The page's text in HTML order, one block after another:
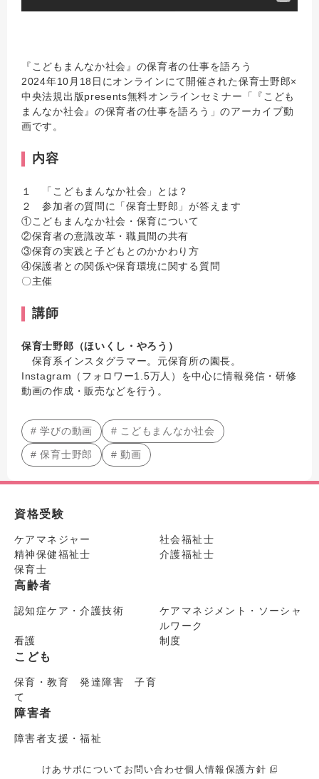
『こどもまんなか社会』の保育者の仕事を語ろう
2024年10月18日にオンラインにて開催された保育士野郎×
中央法規出版presents無料オンラインセミナー「『こども
まんなか社会』の保育者の仕事を語ろう」のアーカイブ動
画です。
内容
１ 「こどもまんなか社会」とは？
２ 参加者の質問に「保育士野郎」が答えます
①こどもまんなか社会・保育について
②保育者の意識改革・職員間の共有
③保育の実践と子どもとのかかわり方
④保護者との関係や保育環境に関する質問
〇主催
講師
保育士野郎（ほいくし・やろう）
保育系インスタグラマー。元保育所の園長。
Instagram（フォロワー1.5万人）を中心に情報発信・研修
動画の作成・販売などを行う。
# 学びの動画 # こどもまんなか社会
# 保育士野郎 # 動画
資格受験
ケアマネジャー
社会福祉士
精神保健福祉士
介護福祉士
保育士
高齢者
認知症ケア・介護技術
ケアマネジメント・ソーシャ
ルワーク
看護
制度
こども
保育・教育 発達障害 子育
て
障害者
障害者支援・福祉
けあサポについて お問い合わせ個人情報保護方針